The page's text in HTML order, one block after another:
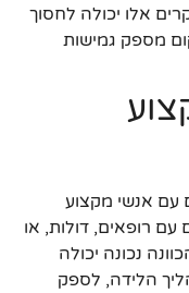
אלו יכולה לחסוך
מספק גמישות
עם אנשי מקצוע
רופאים, דולות, או
נכונה יכולה
הלידה, לספק